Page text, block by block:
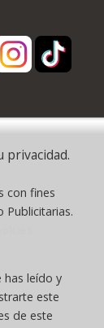
y
con fines
Publicitarias.
has leído y
este
de este